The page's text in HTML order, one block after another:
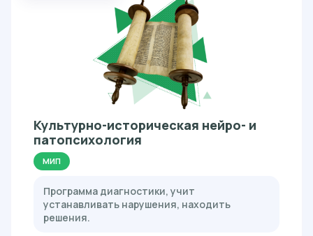
Культурно-историческая нейро- и
патопсихология
МИП
Программа диагностики, учит
устанавливать нарушения, находить
решения.